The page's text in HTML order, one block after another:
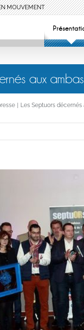
MOUVEMENT
aux
Les Septuors